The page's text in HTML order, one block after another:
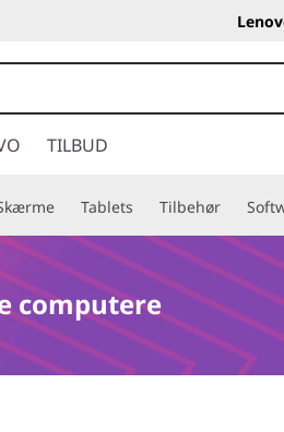
TILBUD
Tablets Tilbehør
computere